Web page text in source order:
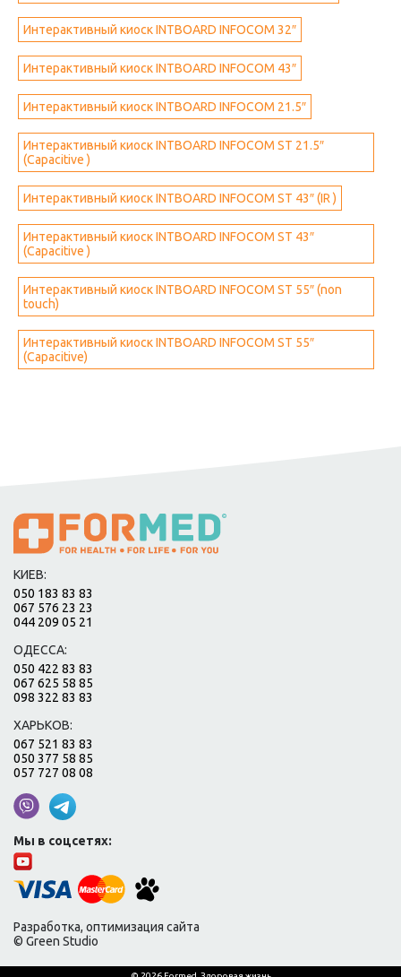
Интерактивный киоск INTBOARD INFOCOM 32″
Интерактивный киоск INTBOARD INFOCOM 43″
Интерактивный киоск INTBOARD INFOCOM 21.5″
Интерактивный киоск INTBOARD INFOCOM ST 21.5″
(Capacitive )
Интерактивный киоск INTBOARD INFOCOM ST 43″ (IR )
Интерактивный киоск INTBOARD INFOCOM ST 43″
(Capacitive )
Интерактивный киоск INTBOARD INFOCOM ST 55″ (non
touch)
Интерактивный киоск INTBOARD INFOCOM ST 55″
(Capacitive)
КИЕВ:
050 183 83 83
067 576 23 23
044 209 05 21
ОДЕССА:
050 422 83 83
067 625 58 85
098 322 83 83
ХАРЬКОВ:
067 521 83 83
050 377 58 85
057 727 08 08
Мы в соцсетях:
Разработка, оптимизация сайта
© Green Studio